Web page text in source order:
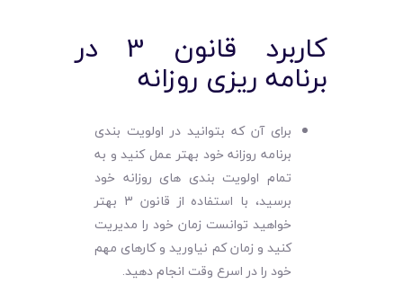
کاربرد قانون 3 در
برنامه ریزی روزانه
برای آن که بتوانید در اولویت بندی
برنامه روزانه خود بهتر عمل کنید و به
تمام اولویت بندی های روزانه خود
برسید، با استفاده از قانون 3 بهتر
خواهید توانست زمان خود را مدیریت
کنید و زمان کم نیاورید و کارهای مهم
خود را در اسرع وقت انجام دهید.